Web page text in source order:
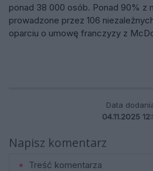
ponad 38 000 osób. Ponad 90% z
prowadzone przez 106
oparciu o umowę franczyzy z
Data
04.11.2025
Napisz komentarz
Treść komentarza